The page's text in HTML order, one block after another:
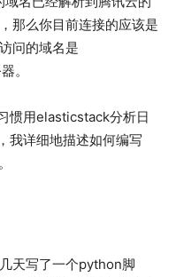
那么你目前连接的应该是
问的域名是
。
惯用elasticstack分析日
我详细地描述如何编写
天写了一个python脚